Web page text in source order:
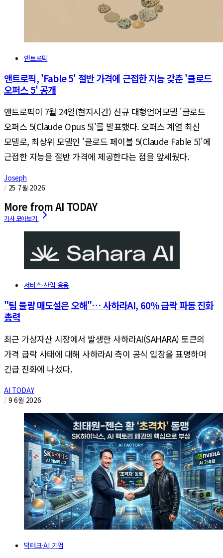
앤트로픽
앤트로픽, 'Fable 5' 절반 가격에 근접한 지능 갖춘 '클로드
오퍼스 5' 공개
앤트로픽이 7월 24일(현지시간) 신규 대형언어모델 '클로드
오퍼스 5(Claude Opus 5)'를 발표했다. 오퍼스 계열 최신
모델로, 최상위 모델인 '클로드 페이블 5(Claude Fable 5)'에
근접한 지능을 절반 가격에 제공한다는 점을 앞세웠다.
Joseph
/ 25 7월 2026
More from AI TODAY
서비스·산업 응용
"팀 물량 매도설은 오해"… 사하라AI, 60% 급락 파동 진화
총력
최근 가상자산 시장에서 발생한 사하라AI(SAHARA) 토큰의
가격 급락 사태에 대해 사하라AI 측이 공식 입장을 표명하며
긴급 진화에 나섰다.
AI TODAY
/ 9 6월 2026
빅테크·AI 기업